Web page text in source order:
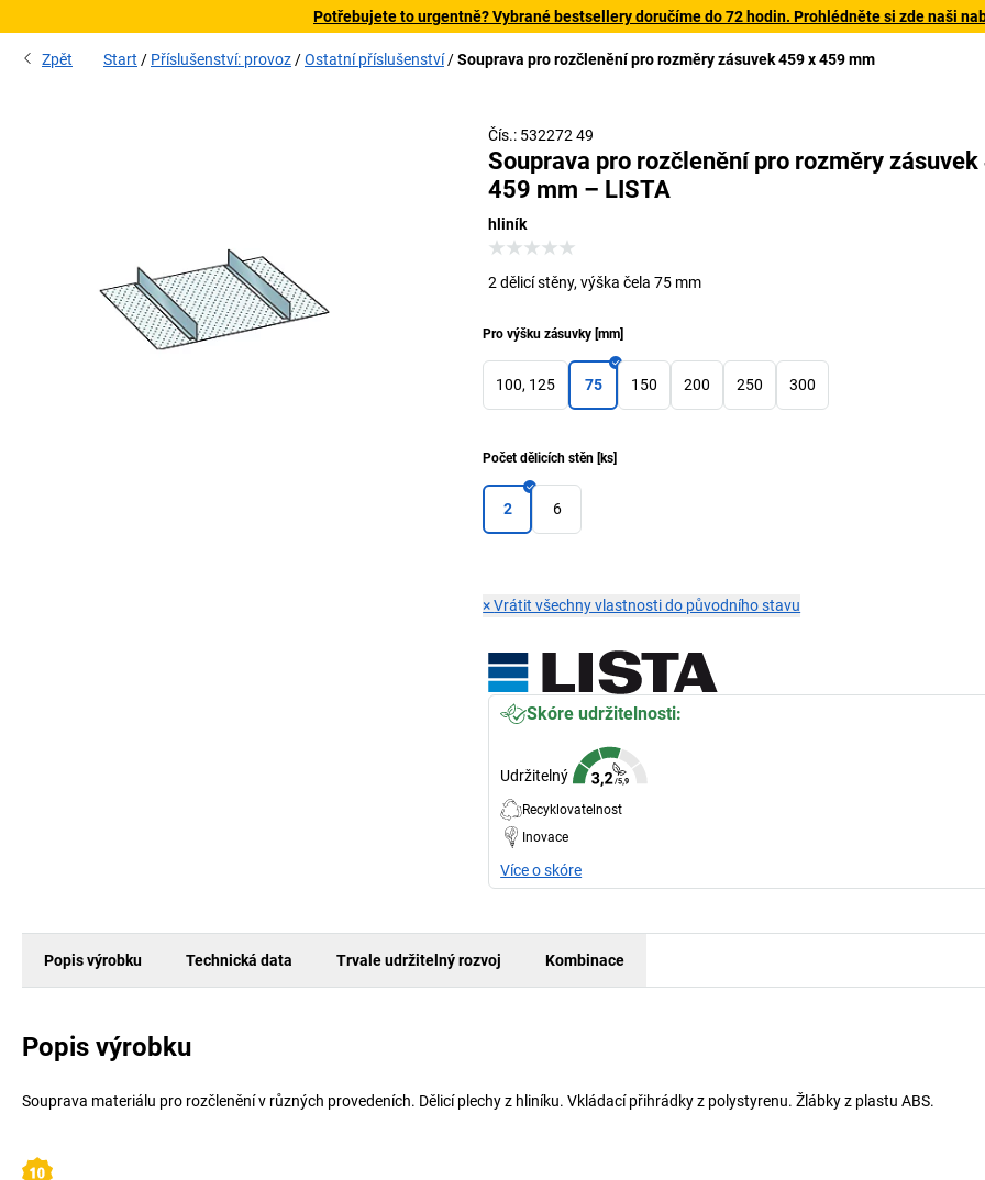
Potřebujete to urgentně? Vybrané bestsellery doručíme do 72 hodin. Prohlédněte si zde naši
Zpět Start Příslušenství: provoz Ostatní příslušenství Souprava pro rozčlenění pro rozměry zásuvek 459 x 459 mm
Čís.: 532272 49
Souprava pro rozčlenění pro rozměry zásuvek
459 mm – LISTA
hliník
2 dělicí stěny, výška čela 75 mm
Pro výšku zásuvky [mm]
100, 125 75 150 200 250 300
Počet dělicích stěn [ks]
2 6
×Vrátit všechny vlastnosti do původního stavu
Skóre udržitelnosti:
Udržitelný
Recyklovatelnost
Inovace
Více o skóre
Popis výrobku Technická data Trvale udržitelný rozvoj Kombinace
Popis výrobku
Souprava materiálu pro rozčlenění v různých provedeních. Dělicí plechy z hliníku. Vkládací přihrádky z polystyrenu. Žlábky z plastu ABS.